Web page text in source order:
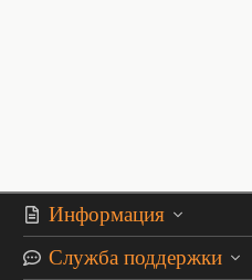
Информация
Служба поддержки